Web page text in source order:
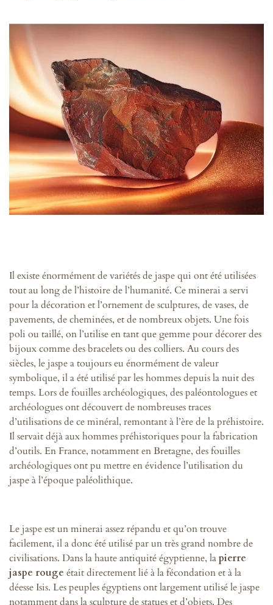
Il existe énormément de variétés de jaspe qui ont été utilisées
tout au long de l’histoire de l’humanité. Ce minerai a servi
pour la décoration et l’ornement de sculptures, de vases, de
pavements, de cheminées, et de nombreux objets. Une fois
poli ou taillé, on l’utilise en tant que gemme pour décorer des
bijoux comme des bracelets ou des colliers. Au cours des
siècles, le jaspe a toujours eu énormément de valeur
symbolique, il a été utilisé par les hommes depuis la nuit des
temps. Lors de fouilles archéologiques, des paléontologues et
archéologues ont découvert de nombreuses traces
d’utilisations de ce minéral, remontant à l’ère de la préhistoire.
Il servait déjà aux hommes préhistoriques pour la fabrication
d’outils. En France, notamment en Bretagne, des fouilles
archéologiques ont pu mettre en évidence l’utilisation du
jaspe à l’époque paléolithique.
Le jaspe est un minerai assez répandu et qu’on trouve
facilement, il a donc été utilisé par un très grand nombre de
civilisations. Dans la haute antiquité égyptienne, lapierre
jaspe rouge était directement lié à la fécondation et à la
déesse Isis. Les peuples égyptiens ont largement utilisé le jaspe
notamment dans la sculpture de statues et d’objets. Des